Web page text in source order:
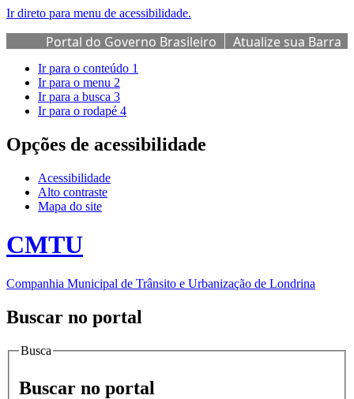
Ir direto para menu de acessibilidade.
Portal do Governo Brasileiro
Atualize sua Barra
de Governo
Ir para o conteúdo 1
Ir para o menu 2
Ir para a busca 3
Ir para o rodapé 4
Opções de acessibilidade
Acessibilidade
Alto contraste
Mapa do site
CMTU
Companhia Municipal de Trânsito e Urbanização de Londrina
Buscar no portal
Busca
Buscar no portal